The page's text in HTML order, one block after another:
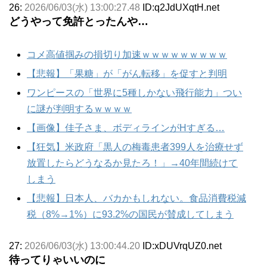
26: 2026/06/03(水) 13:00:27.48 ID:q2JdUXqtH.net
どうやって免許とったんや…
コメ高値掴みの損切り加速ｗｗｗｗｗｗｗｗｗ
【悲報】「果糖」が「がん転移」を促すと判明
ワンピースの「世界に5種しかない飛行能力」つい
に謎が判明するｗｗｗｗ
【画像】佳子さま、ボディラインがHすぎる…
【狂気】米政府「黒人の梅毒患者399人を治療せず
放置したらどうなるか見たろ！」→40年間続けて
しまう
【悲報】日本人、バカかもしれない。食品消費税減
税（8%→1%）に93.2%の国民が賛成してしまう
27: 2026/06/03(水) 13:00:44.20 ID:xDUVrqUZ0.net
待ってりゃいいのに